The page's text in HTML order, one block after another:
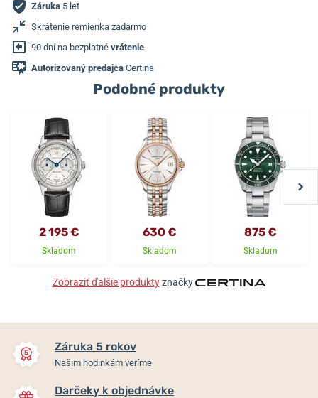
Záruka 5 let
Skrátenie remienka zadarmo
90 dní na bezplatné vrátenie
Autorizovaný predajca Certina
Podobné produkty
2 195 €
Skladom
630 €
Skladom
875 €
Skladom
Zobraziť ďalšie produktyznačky
Záruka 5 rokov
Našim hodinkám veríme
Darčeky k objednávke